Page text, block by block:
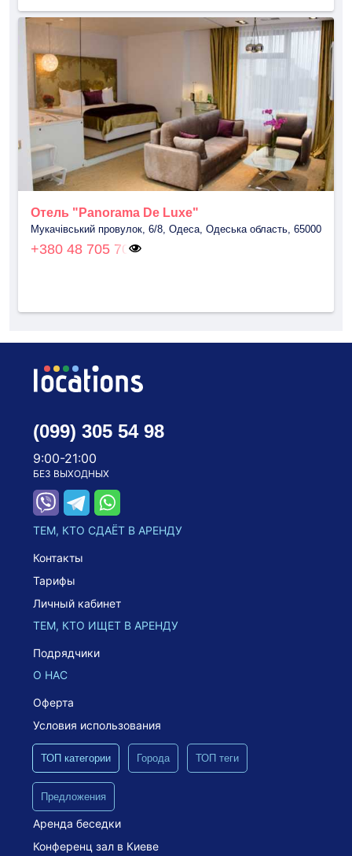
Отель "Panorama De Luxe"
Мукачівський провулок, 6/8, Одеса, Одеська область, 65000
+380 48 705 70
(099) 305 54 98
9:00-21:00
БЕЗ ВЫХОДНЫХ
ТЕМ, КТО СДАЁТ В АРЕНДУ
Контакты
Тарифы
Личный кабинет
ТЕМ, КТО ИЩЕТ В АРЕНДУ
Подрядчики
О НАС
Оферта
Условия использования
ТОП категории Города ТОП теги
Предложения
Аренда беседки
Конференц зал в Киеве